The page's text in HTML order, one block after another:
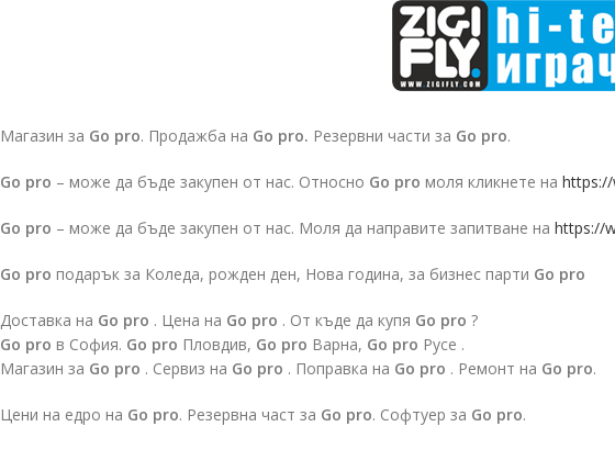
Магазин за Go pro. Продажба на Go pro. Резервни части за Go pro.
Go pro – може да бъде закупен от нас. Относно Go pro моля кликнете на
Go pro – може да бъде закупен от нас. Моля да направите запитване на https://
Go pro подарък за Коледа, рожден ден, Нова година, за бизнес парти Go pro
Доставка на Go pro . Цена на Go pro . От къде да купя Go pro ?
Go pro в София. Go pro Пловдив, Go pro Варна, Go pro Русе .
Магазин за Go pro . Сервиз на Go pro . Поправка на Go pro . Ремонт на Go pro.
Цени на едро на Go pro. Резервна част за Go pro. Софтуер за Go pro.